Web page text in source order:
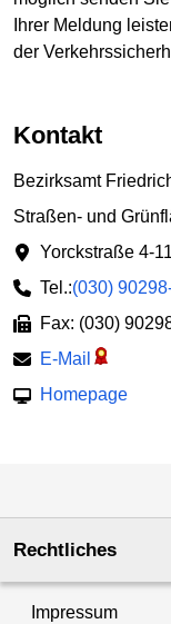
Ihrer Meldung
der
Kontakt
Bezirksamt
Straßen- und
Yorckstraße 4-11
Tel.:(030)
Fax: (030)
E-Mail
Homepage
Rechtliches
Impressum